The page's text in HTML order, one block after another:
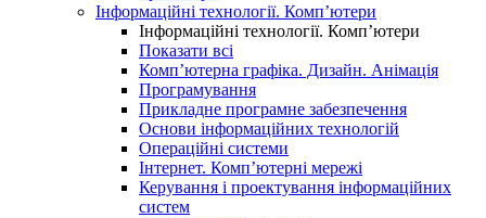
Інформаційні технології. Комп’ютери
Інформаційні технології. Комп’ютери
Показати всі
Комп’ютерна графіка. Дизайн. Анімація
Програмування
Прикладне програмне забезпечення
Основи інформаційних технологій
Операційні системи
Інтернет. Комп’ютерні мережі
Керування і проектування інформаційних
систем